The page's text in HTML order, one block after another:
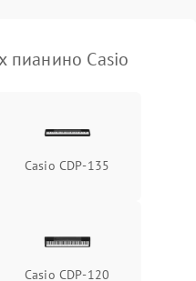
Casio
Casio CDP-135
Casio CDP-120